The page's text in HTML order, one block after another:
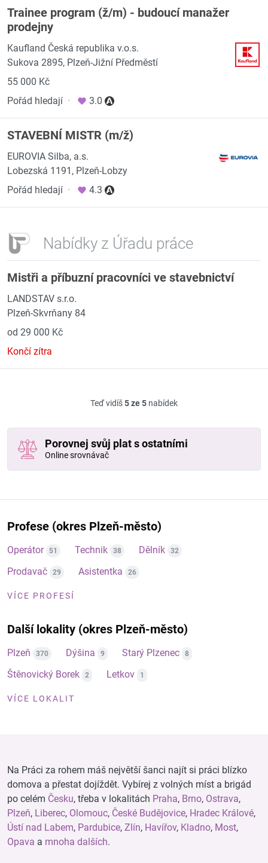
Trainee program (ž/m) - budoucí manažer
prodejny
Kaufland Česká republika v.o.s.
Sukova 2895, Plzeň-Jižní Předměstí
55 000 Kč
Pořád hledají · 3.0
STAVEBNÍ MISTR (m/ž)
EUROVIA Silba, a.s.
Lobezská 1191, Plzeň-Lobzy
Pořád hledají · 4.3
Nabídky z Úřadu práce
Mistři a příbuzní pracovníci ve stavebnictví
LANDSTAV s.r.o.
Plzeň-Skvrňany 84
od 29 000 Kč
Končí zítra
Teď vidíš5 ze 5 nabídek
Porovnej svůj plat s ostatními
Online srovnávač
Profese (okres Plzeň-město)
Operátor 51 Technik 38 Dělník 32
Prodavač 29 Asistentka 26
VÍCE PROFESÍ
Další lokality (okres Plzeň-město)
Plzeň 370 Dýšina 9 Starý Plzenec 8
Štěnovický Borek 2 Letkov 1
VÍCE LOKALIT
Na Práci za rohem máš největší šanci najít si práci blízko
domova a přestat dojíždět. Vybírej z volných míst a brigád
po celém Česku, třeba v lokalitách Praha, Brno, Ostrava,
Plzeň, Liberec, Olomouc, České Budějovice, Hradec Králové,
Ústí nad Labem, Pardubice, Zlín, Havířov, Kladno, Most,
Opava a mnoha dalších.